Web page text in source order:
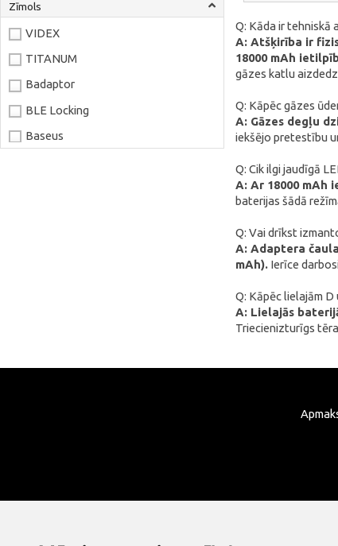
Zīmols
VIDEX
TITANUM
Badaptor
BLE Locking
Baseus
Shelly
Q: Kāda ir tehniskā
A: Atšķirība ir
18000 mAh
gāzes katlu
Q: Kāpēc gāzes
A: Gāzes degļu
iekšējo pretestību
Q: Cik ilgi jaudīgā
A: Ar 18000 mAh
baterijas šādā
Q: Vai drīkst
A: Adaptera
mAh).Ierīce
Q: Kāpēc lielajām
A: Lielajās
Triecienizturīgs